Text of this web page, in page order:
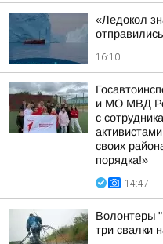
«Ледокол
16:10
и МО МВД
с
своих
порядка!»
14:47
Волонтеры
три свалки